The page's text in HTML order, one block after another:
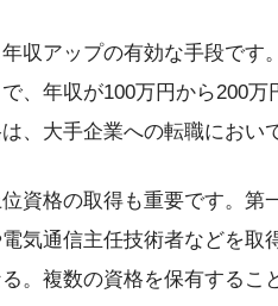
収アップの有効な手段で
、年収が100万円から200
、大手企業への転職におい
資格の取得も重要です。
気通信主任技術者などを取
。複数の資格を保有するこ